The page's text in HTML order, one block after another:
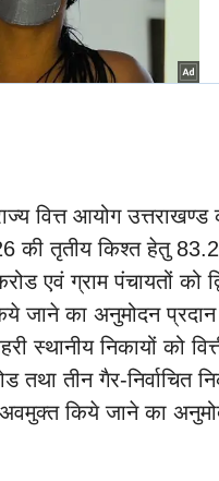
वित्त आयोग
की तृतीय किश्त हेतु
एवं ग्राम पंचायतों को
जाने का अनुमोदन
स्थानीय निकायों को
तथा तीन गैर-निर्वाचित
किये जाने का